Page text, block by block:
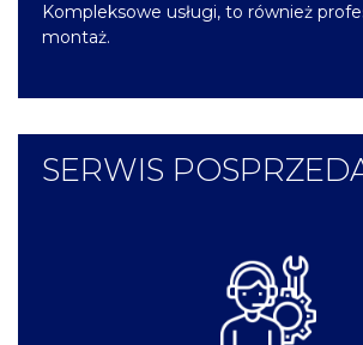
Kompleksowe usługi, to również
montaż.
SERWIS